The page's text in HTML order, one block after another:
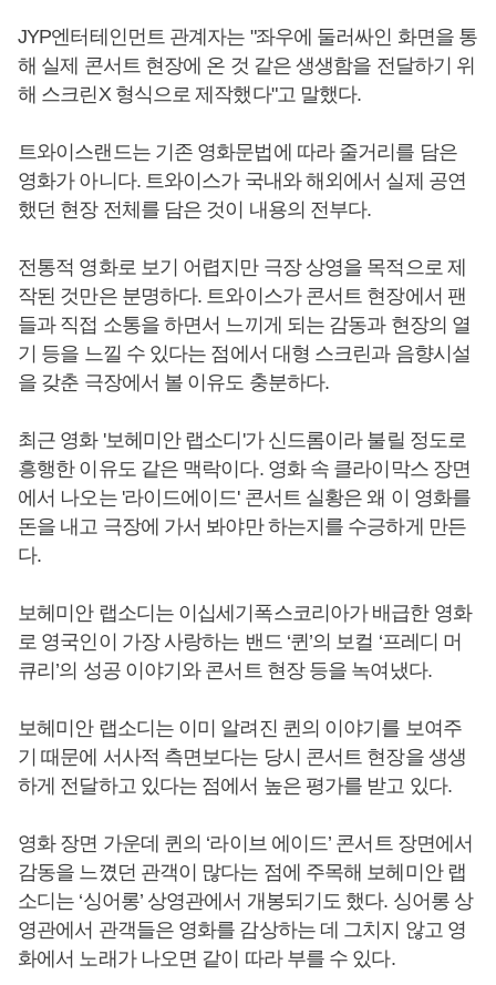
JYP엔터테인먼트 관계자는 "좌우에 둘러싸인 화면을 통
해 실제 콘서트 현장에 온 것 같은 생생함을 전달하기 위
해 스크린X 형식으로 제작했다"고 말했다.
트와이스랜드는 기존 영화문법에 따라 줄거리를 담은
영화가 아니다. 트와이스가 국내와 해외에서 실제 공연
했던 현장 전체를 담은 것이 내용의 전부다.
전통적 영화로 보기 어렵지만 극장 상영을 목적으로 제
작된 것만은 분명하다. 트와이스가 콘서트 현장에서 팬
들과 직접 소통을 하면서 느끼게 되는 감동과 현장의 열
기 등을 느낄 수 있다는 점에서 대형 스크린과 음향시설
을 갖춘 극장에서 볼 이유도 충분하다.
최근 영화 '보헤미안 랩소디'가 신드롬이라 불릴 정도로
흥행한 이유도 같은 맥락이다. 영화 속 클라이막스 장면
에서 나오는 '라이드에이드' 콘서트 실황은 왜 이 영화를
돈을 내고 극장에 가서 봐야만 하는지를 수긍하게 만든
다.
보헤미안 랩소디는 이십세기폭스코리아가 배급한 영화
로 영국인이 가장 사랑하는 밴드 ‘퀸’의 보컬 ‘프레디 머
큐리’의 성공 이야기와 콘서트 현장 등을 녹여냈다.
보헤미안 랩소디는 이미 알려진 퀸의 이야기를 보여주
기 때문에 서사적 측면보다는 당시 콘서트 현장을 생생
하게 전달하고 있다는 점에서 높은 평가를 받고 있다.
영화 장면 가운데 퀸의 ‘라이브 에이드’ 콘서트 장면에서
감동을 느꼈던 관객이 많다는 점에 주목해 보헤미안 랩
소디는 ‘싱어롱’ 상영관에서 개봉되기도 했다. 싱어롱 상
영관에서 관객들은 영화를 감상하는 데 그치지 않고 영
화에서 노래가 나오면 같이 따라 부를 수 있다.